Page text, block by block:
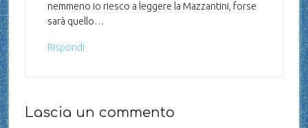
nemmeno io riesco a leggere la Mazzantini, forse
sarà quello…
Rispondi
Lascia un commento